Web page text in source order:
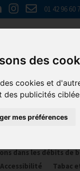
des
cookies et
des publicités
mes préférences
01 42 96 60
dans les débits de
Tabac